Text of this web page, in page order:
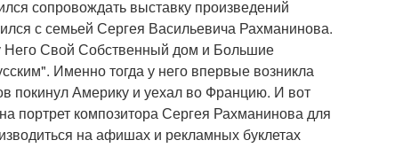
сопровождать выставку произведений
с семьей Сергея Васильевича Рахманинова.
Него Свой Собственный дом и Большие
Именно тогда у него впервые возникла
покинул Америку и уехал во Францию. И вот
портрет композитора Сергея Рахманинова для
на афишах и рекламных буклетах